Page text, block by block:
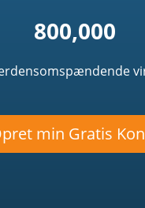
800,000
min Gratis